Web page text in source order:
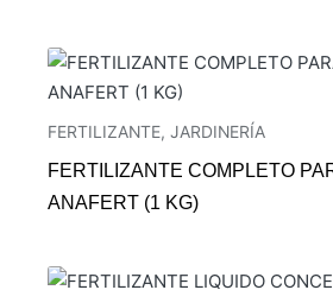
FERTILIZANTE, JARDINERÍA
FERTILIZANTE COMPLETO
ANAFERT (1 KG)